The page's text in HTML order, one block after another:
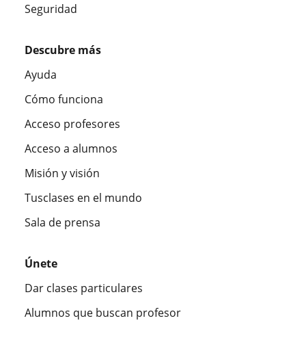
Seguridad
Descubre más
Ayuda
Cómo funciona
Acceso profesores
Acceso a alumnos
Misión y visión
Tusclases en el mundo
Sala de prensa
Únete
Dar clases particulares
Alumnos que buscan profesor